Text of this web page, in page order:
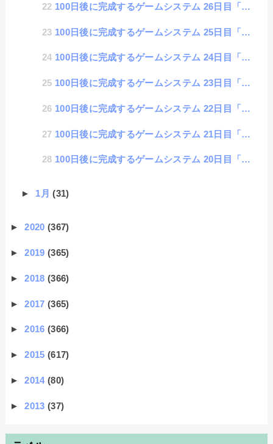
100日後に完成するゲームシステム 26日目「戦闘フローの検討」
100日後に完成するゲームシステム 25日目「宝箱からアイテムゲット！」
100日後に完成するゲームシステム 24日目「モンスター出現！」
100日後に完成するゲームシステム 23日目「ステータスバーの表示」
100日後に完成するゲームシステム 22日目「マップ切り替えの時に、任意HTML表示する機能」
100日後に完成するゲームシステム 21日目「コマンドウィンドウの追加」
100日後に完成するゲームシステム 20日目「会話パターンとオブジェクトメッセージ」
► 1月(31)
►2020(367)
►2019(365)
►2018(366)
►2017(365)
►2016(366)
►2015(617)
►2014(80)
►2013(37)